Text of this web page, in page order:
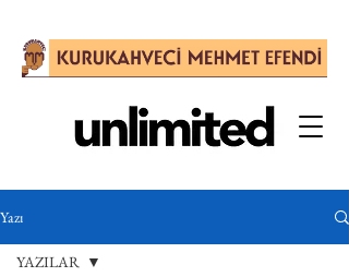
Yazı
YAZILAR